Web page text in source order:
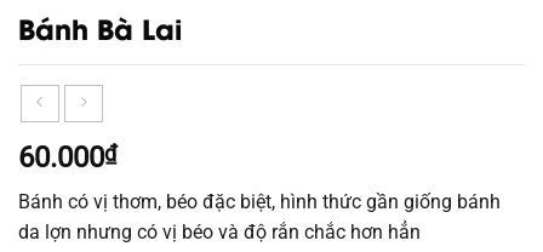
Bánh Bà Lai
60.000₫
Bánh có vị thơm, béo đặc biệt, hình thức gần giống bánh
da lợn nhưng có vị béo và độ rắn chắc hơn hẳn